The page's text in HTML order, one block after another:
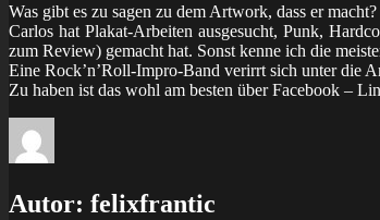
Was gibt es zu sagen zu dem Artwork, dass er macht?
Carlos hat Plakat-Arbeiten ausgesucht, Punk,
zum Review) gemacht hat. Sonst kenne ich die
Eine Rock’n’Roll-Impro-Band verirrt sich unter die
Zu haben ist das wohl am besten über Facebook –
Autor: felixfrantic